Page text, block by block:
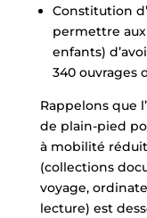
Constitution
permettre
enfants)
340 ouvrages
Rappelons que
de plain-pied
à mobilité
(collections
voyage,
lecture) est